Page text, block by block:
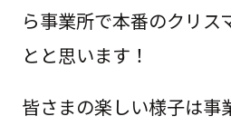
ら事業所で本番のクリス
とと思います！
皆さまの楽しい様子は事